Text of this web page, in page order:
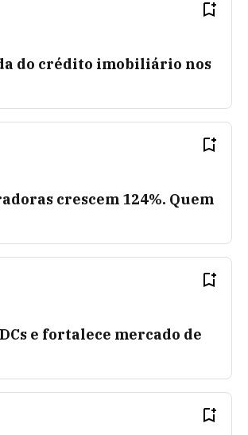
do crédito imobiliário nos
crescem 124%. Quem
e fortalece mercado de